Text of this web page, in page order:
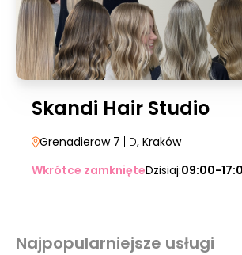
Skandi Hair Studio
Grenadierow 7 | D, Kraków
Wkrótce zamknięteDzisiaj:09:00-
Najpopularniejsze usługi